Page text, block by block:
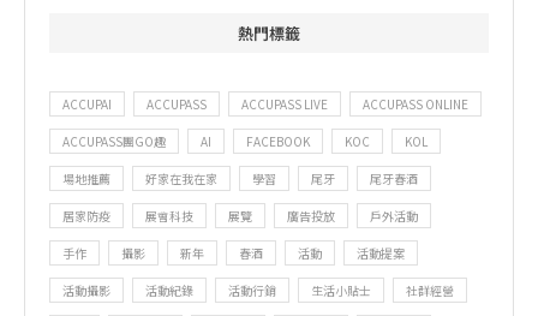
熱門標籤
ACCUPAI ACCUPASS ACCUPASS LIVE ACCUPASS ONLINE
ACCUPASS團GO趣 AI FACEBOOK KOC KOL
場地推薦 好家在我在家 學習 尾牙 尾牙春酒
居家防疫 展會科技 展覽 廣告投放 戶外活動
手作 攝影 新年 春酒 活動 活動提案
活動攝影 活動紀錄 活動行銷 生活小貼士 社群經營